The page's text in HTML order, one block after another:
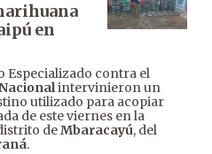
en
Especializado contra el
intervinieron un
utilizado para acopiar
de este viernes en la
deMbaracayú, del
.